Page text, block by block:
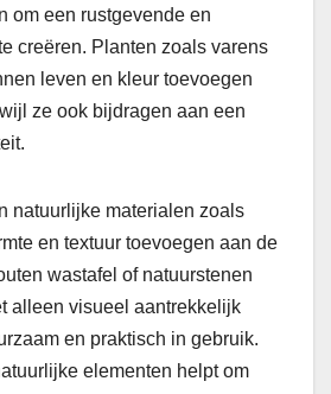
om een rustgevende en
creëren. Planten zoals varens
leven en kleur toevoegen
ze ook bijdragen aan een
natuurlijke materialen zoals
en textuur toevoegen aan de
wastafel of natuurstenen
alleen visueel aantrekkelijk
en praktisch in gebruik.
elementen helpt om